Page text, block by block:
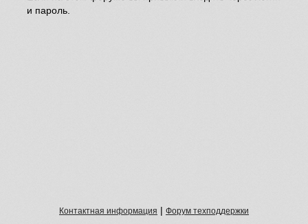
и пароль.
Контактная информация | Форум техподдержки